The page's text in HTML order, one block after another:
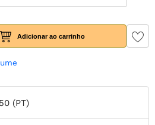
Adicionar ao carrinho
(PT)